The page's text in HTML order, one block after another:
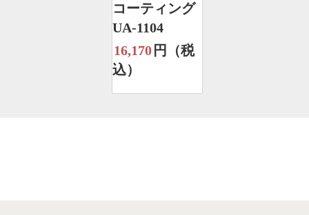
コーティング
UA-1104
16,170 円（税
込）